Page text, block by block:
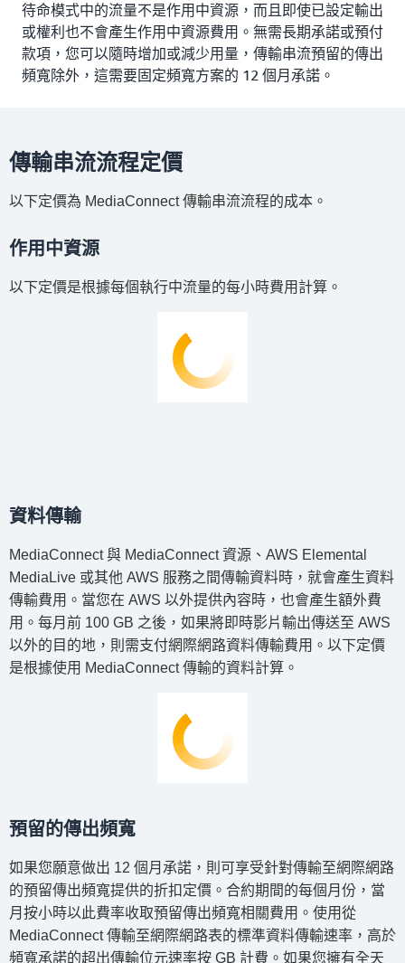
待命模式中的流量不是作用中資源，而且即使已設定輸出
或權利也不會產生作用中資源費用。無需長期承諾或預付
款項，您可以隨時增加或減少用量，傳輸串流預留的傳出
頻寬除外，這需要固定頻寬方案的 12 個月承諾。
傳輸串流流程定價
以下定價為 MediaConnect 傳輸串流流程的成本。
作用中資源
以下定價是根據每個執行中流量的每小時費用計算。
資料傳輸
MediaConnect 與 MediaConnect 資源、AWS Elemental
MediaLive 或其他 AWS 服務之間傳輸資料時，就會產生資料
傳輸費用。當您在 AWS 以外提供內容時，也會產生額外費
用。每月前 100 GB 之後，如果將即時影片輸出傳送至 AWS
以外的目的地，則需支付網際網路資料傳輸費用。以下定價
是根據使用 MediaConnect 傳輸的資料計算。
預留的傳出頻寬
如果您願意做出 12 個月承諾，則可享受針對傳輸至網際網路
的預留傳出頻寬提供的折扣定價。合約期間的每個月份，當
月按小時以此費率收取預留傳出頻寬相關費用。使用從
MediaConnect 傳輸至網際網路表的標準資料傳輸速率，高於
頻寬承諾的超出傳輸位元速率按 GB 計費。如果您擁有全天